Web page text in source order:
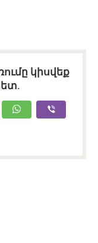
կիսվեք